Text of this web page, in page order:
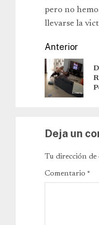
pero no
llevarse la
Anterior
Deja un
Tu dirección de
Comentario *